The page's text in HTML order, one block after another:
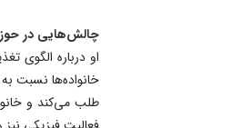
چالش‌هایی در
او درباره الگوی
خانواده‌ها نسبت
طلب می‌کند و